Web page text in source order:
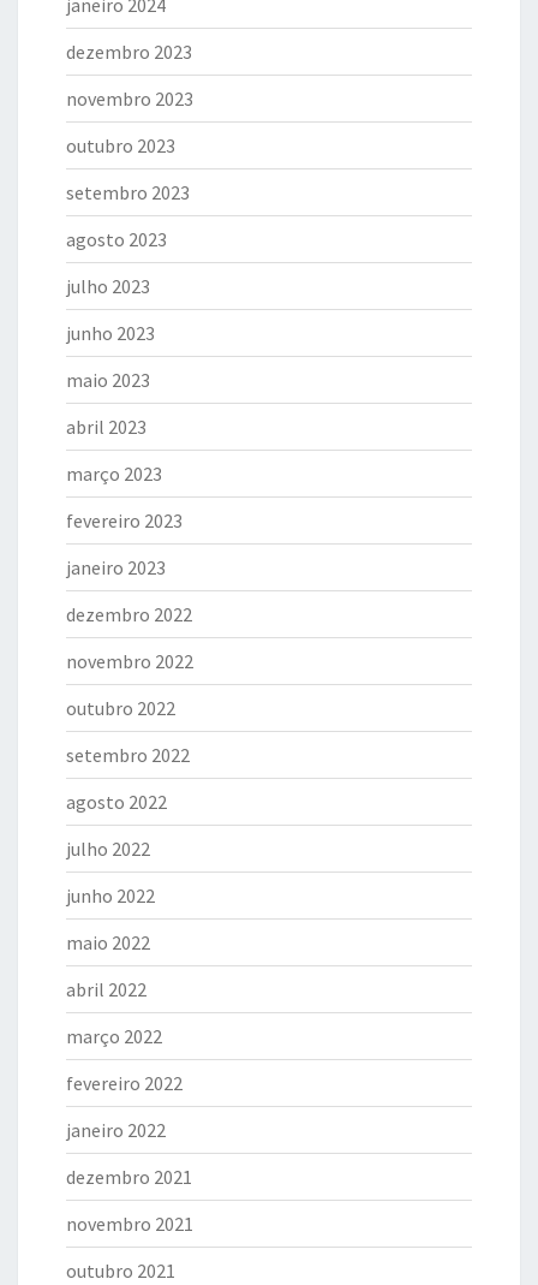
janeiro 2024
dezembro 2023
novembro 2023
outubro 2023
setembro 2023
agosto 2023
julho 2023
junho 2023
maio 2023
abril 2023
março 2023
fevereiro 2023
janeiro 2023
dezembro 2022
novembro 2022
outubro 2022
setembro 2022
agosto 2022
julho 2022
junho 2022
maio 2022
abril 2022
março 2022
fevereiro 2022
janeiro 2022
dezembro 2021
novembro 2021
outubro 2021